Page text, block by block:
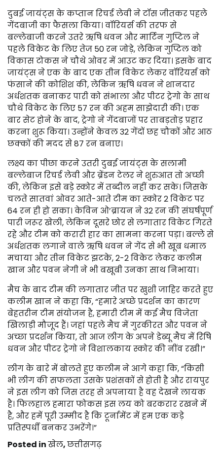
दुबई जायंट्स के कप्तान रिचर्ड लेवी ने टॉस जीतकर पहले
गेंदबाजी का फैसला किया। वॉरियर्स की तरफ से
बल्लेबाजी करने उतरे ऋषि धवन और मार्टिन गुप्टिल ने
पहले विकेट के लिए तेज 50 रन जोड़े, लेकिन गुप्टिल को
विकास टोकस ने चौथे ओवर में आउट कर दिया। इसके बाद
जायंट्स ने एक के बाद एक तीन विकेट लेकर वॉरियर्स को
फंसाने की कोशिश की, लेकिन ऋषि धवन ने शानदार
अर्धशतक बनाकर पारी को संभाला और पीटर ट्रेगो के साथ
चौथे विकेट के लिए 57 रन की अहम साझेदारी की। एक
बार सेट होने के बाद, ट्रेगो ने गेंदबाजों पर ताबड़तोड़ प्रहार
करना शुरू किया। उन्होंने केवल 32 गेंदों छह चौकों और आठ
छक्कों की मदद से 87 रन बनाए।
लक्ष्य का पीछा करने उतरी दुबई जायंट्स के सलामी
बल्लेबाज रिचर्ड लेवी और ब्रेंडन टेलर ने शुरुआत तो अच्छी
की, लेकिन इसे बड़े स्कोर में तब्दील नहीं कर सके। जिसके
चलते सातवां ओवर आते-आते टीम का स्कोर 2 विकेट पर
64 रन ही हो सका। केविन ओ’ब्रायन ने 32 रन की संघर्षपूर्ण
पारी जरूर खेली, लेकिन दूसरे छोर से लगातार विकेट गिरते
रहे और टीम को करारी हार का सामना करना पड़ा। बल्ले से
अर्धशतक लगाने वाले ऋषि धवन ने गेंद से भी खूब धमाल
मचाया और तीन विकेट झटके, 2-2 विकेट लेकर कलीम
खान और पवन नेगी ने भी बखूबी उनका साथ निभाया।
मैच के बाद टीम की लगातार जीत पर खुशी जाहिर करते हुए
कलीम खान ने कहा कि, “हमारे अच्छे प्रदर्शन का कारण
बेहतरीन टीम संयोजन है, हमारी टीम में कई मैच विजेता
खिलाड़ी मौजूद हैं। जहां पहले मैच में गुरकीरत और पवन ने
अच्छा प्रदर्शन किया, तो आज लीग के अपने डेब्यू मैच में रिषि
धवन और पीटर ट्रेगो ने विशालकाय स्कोर की नींव रखी।”
लीग के बारे में बोलते हुए कलीम ने आगे कहा कि, “किसी
भी लीग की सफलता उसके प्रशंसकों से होती है और रायपुर
ने इस लीग को जिस तरह से अपनाया है वह देखने लायक
है। फिलहाल हमारा फोकस इस लय को बरकरार रखने में
है, और हमें पूरी उम्मीद है कि टूर्नामेंट में हम एक कड़े
प्रतिस्पर्धी बनकर उभरेंगे।”
Posted inखेल,छत्तीसगढ़